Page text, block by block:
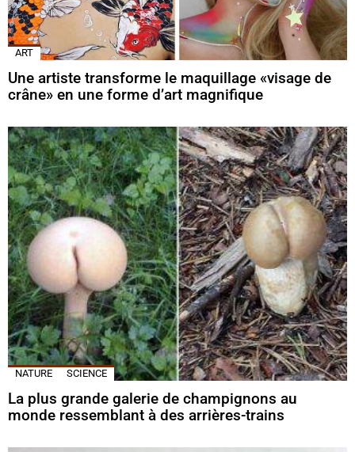
ART
Une artiste transforme le maquillage «visage de
crâne» en une forme d’art magnifique
NATURE SCIENCE
La plus grande galerie de champignons au
monde ressemblant à des arrières-trains